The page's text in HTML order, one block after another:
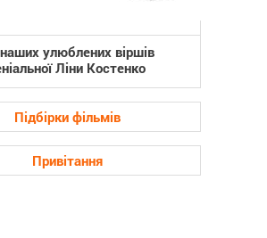
улюблених віршів
Ліни Костенко
Підбірки фільмів
Привітання